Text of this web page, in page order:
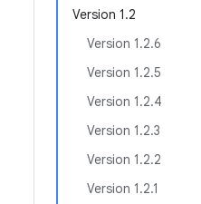
Version 1.2
Version 1.2.6
Version 1.2.5
Version 1.2.4
Version 1.2.3
Version 1.2.2
Version 1.2.1